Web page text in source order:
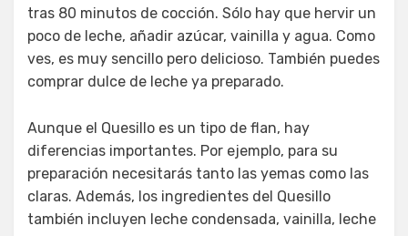
tras 80 minutos de cocción. Sólo hay que hervir un
poco de leche, añadir azúcar, vainilla y agua. Como
ves, es muy sencillo pero delicioso. También puedes
comprar dulce de leche ya preparado.
Aunque el Quesillo es un tipo de flan, hay
diferencias importantes. Por ejemplo, para su
preparación necesitarás tanto las yemas como las
claras. Además, los ingredientes del Quesillo
también incluyen leche condensada, vainilla, leche